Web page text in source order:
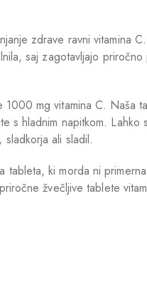
zdrave ravni vitamina
saj zagotavljajo priročno
mg vitamina C. Naša
s hladnim napitkom. Lahko
ali sladil.
tableta, ki morda ni
žvečljive tablete